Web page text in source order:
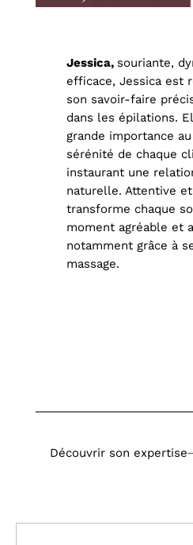
Jessica, souriante,
efficace, Jessica est
son savoir-faire
dans les épilations.
grande importance
sérénité de chaque
instaurant une
naturelle. Attentive
transforme chaque
moment agréable et
notamment grâce à
massage.
Découvrir son expertise